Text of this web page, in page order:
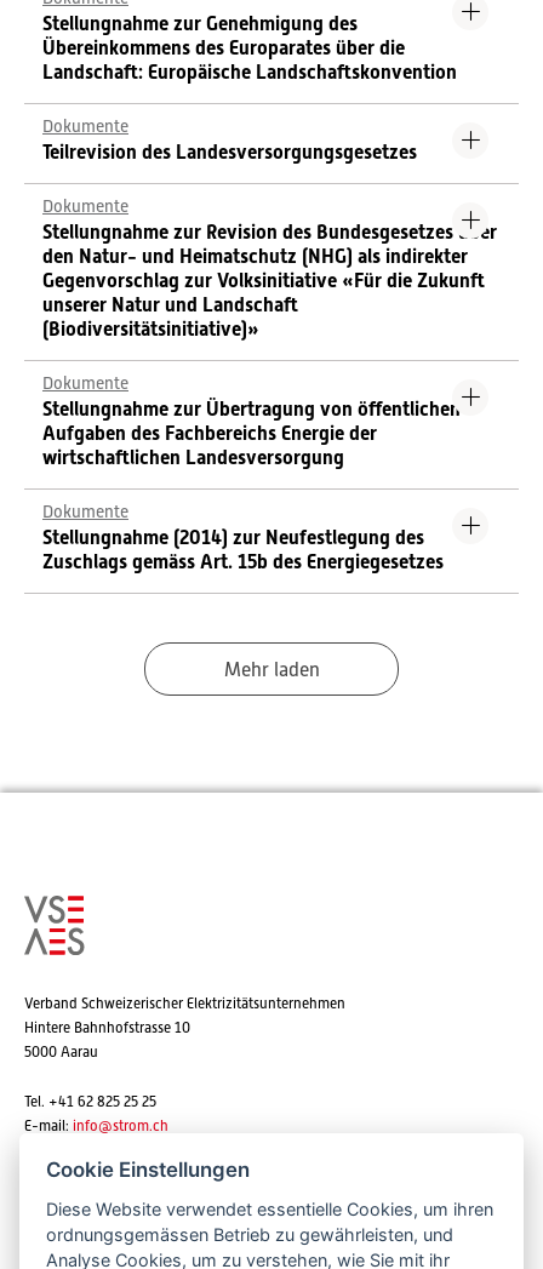
Stellungnahme zur Genehmigung des
Übereinkommens des Europarates über die
Landschaft: Europäische Landschaftskonvention
Dokumente
Teilrevision des Landesversorgungsgesetzes
Dokumente
Stellungnahme zur Revision des Bundesgesetzes über
den Natur- und Heimatschutz (NHG) als indirekter
Gegenvorschlag zur Volksinitiative «Für die Zukunft
unserer Natur und Landschaft
(Biodiversitätsinitiative)»
Dokumente
Stellungnahme zur Übertragung von öffentlichen
Aufgaben des Fachbereichs Energie der
wirtschaftlichen Landesversorgung
Dokumente
Stellungnahme (2014) zur Neufestlegung des
Zuschlags gemäss Art. 15b des Energiegesetzes
Mehr laden
Verband Schweizerischer Elektrizitätsunternehmen
Hintere Bahnhofstrasse 10
5000 Aarau
Tel. +41 62 825 25 25
E-mail: info@strom.ch
Newsletter abonnieren
Cookie Einstellungen
Diese Website verwendet essentielle Cookies, um ihren
ordnungsgemässen Betrieb zu gewährleisten, und
Analyse Cookies, um zu verstehen, wie Sie mit ihr